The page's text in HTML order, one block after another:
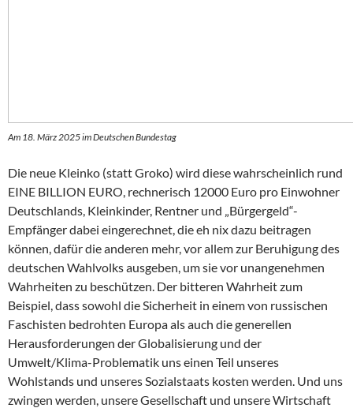
Am 18. März 2025 im Deutschen Bundestag
Die neue Kleinko (statt Groko) wird diese wahrscheinlich rund
EINE BILLION EURO, rechnerisch 12000 Euro pro Einwohner
Deutschlands, Kleinkinder, Rentner und „Bürgergeld“-
Empfänger dabei eingerechnet, die eh nix dazu beitragen
können, dafür die anderen mehr, vor allem zur Beruhigung des
deutschen Wahlvolks ausgeben, um sie vor unangenehmen
Wahrheiten zu beschützen. Der bitteren Wahrheit zum
Beispiel, dass sowohl die Sicherheit in einem von russischen
Faschisten bedrohten Europa als auch die generellen
Herausforderungen der Globalisierung und der
Umwelt/Klima-Problematik uns einen Teil unseres
Wohlstands und unseres Sozialstaats kosten werden. Und uns
zwingen werden, unsere Gesellschaft und unsere Wirtschaft